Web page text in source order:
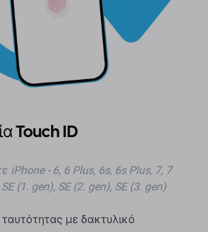
Touch ID
iPhone - 6, 6 Plus, 6s, 6s Plus, 7, 7
(1. gen), SE (2. gen), SE (3. gen)
με δακτυλικό